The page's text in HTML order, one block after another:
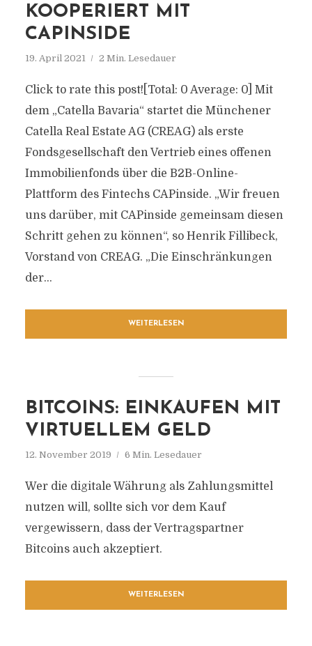
KOOPERIERT MIT
CAPINSIDE
19. April 2021 2 Min. Lesedauer
Click to rate this post![Total: 0 Average: 0] Mit
dem „Catella Bavaria“ startet die Münchener
Catella Real Estate AG (CREAG) als erste
Fondsgesellschaft den Vertrieb eines offenen
Immobilienfonds über die B2B-Online-
Plattform des Fintechs CAPinside. „Wir freuen
uns darüber, mit CAPinside gemeinsam diesen
Schritt gehen zu können“, so Henrik Fillibeck,
Vorstand von CREAG. „Die Einschränkungen
der...
WEITERLESEN
BITCOINS: EINKAUFEN MIT
VIRTUELLEM GELD
12. November 2019 6 Min. Lesedauer
Wer die digitale Währung als Zahlungsmittel
nutzen will, sollte sich vor dem Kauf
vergewissern, dass der Vertragspartner
Bitcoins auch akzeptiert.
WEITERLESEN